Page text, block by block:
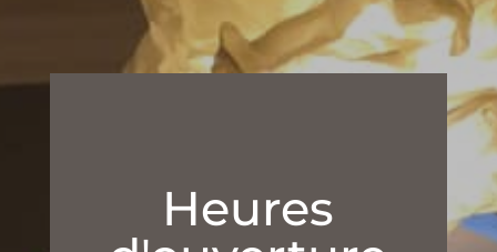
Heures